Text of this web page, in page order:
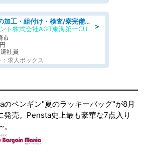
＞
半導体製品の加工・組付け・検査/寮完備/日勤/日払い/工場・製造
ト株式会社AGT東海第一CU
市
社員
求人ボックス
のペンギン"夏のラッキーバッグ"が8月
発売。Pensta史上最も豪華な7点入り